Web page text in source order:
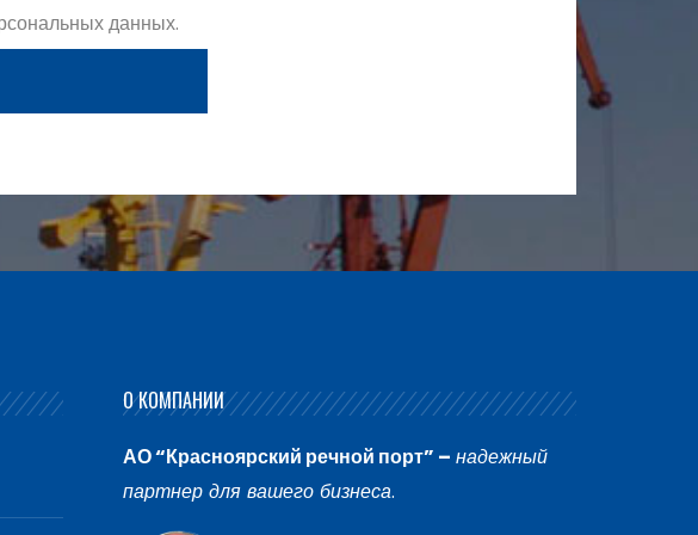
данных.
О КОМПАНИИ
АО “Красноярский речной порт” – надежный
партнер для вашего бизнеса.